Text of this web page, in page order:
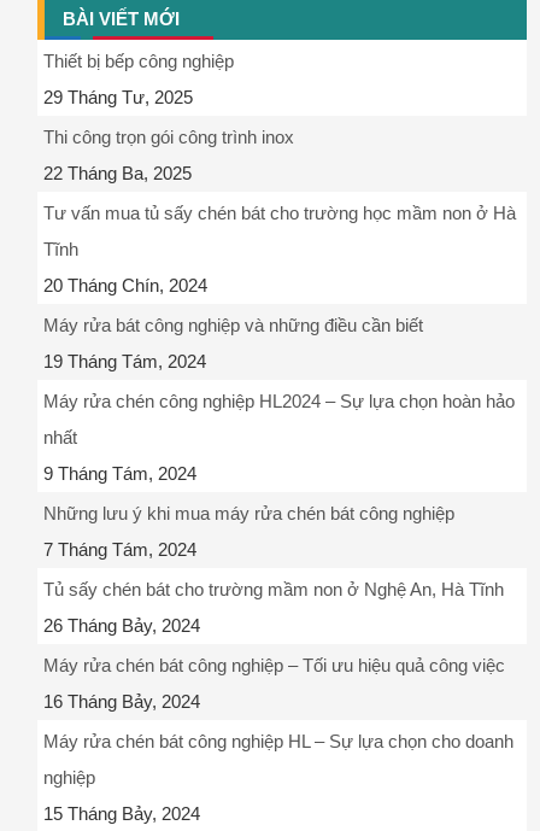
BÀI VIẾT MỚI
Thiết bị bếp công nghiệp
29 Tháng Tư, 2025
Thi công trọn gói công trình inox
22 Tháng Ba, 2025
Tư vấn mua tủ sấy chén bát cho trường học mầm non ở Hà
Tĩnh
20 Tháng Chín, 2024
Máy rửa bát công nghiệp và những điều cần biết
19 Tháng Tám, 2024
Máy rửa chén công nghiệp HL2024 – Sự lựa chọn hoàn hảo
nhất
9 Tháng Tám, 2024
Những lưu ý khi mua máy rửa chén bát công nghiệp
7 Tháng Tám, 2024
Tủ sấy chén bát cho trường mầm non ở Nghệ An, Hà Tĩnh
26 Tháng Bảy, 2024
Máy rửa chén bát công nghiệp – Tối ưu hiệu quả công việc
16 Tháng Bảy, 2024
Máy rửa chén bát công nghiệp HL – Sự lựa chọn cho doanh
nghiệp
15 Tháng Bảy, 2024